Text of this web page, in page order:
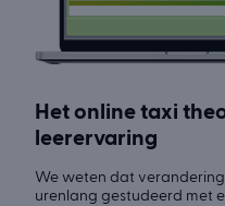
Het online taxi
leerervaring
We weten dat verandering
urenlang gestudeerd met